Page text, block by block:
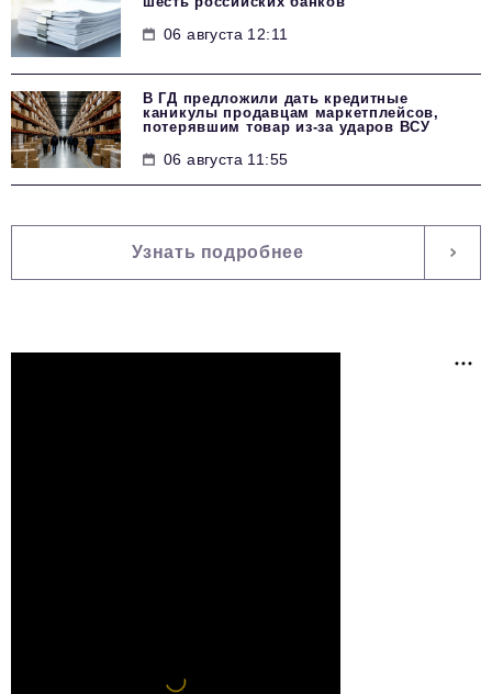
06 августа 12:11
В ГД предложили дать кредитные
каникулы продавцам маркетплейсов,
потерявшим товар из-за ударов ВСУ
06 августа 11:55
Узнать подробнее